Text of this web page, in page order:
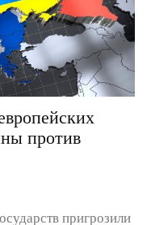
против
пригрозили